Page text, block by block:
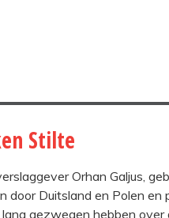
Stilte
Orhan Galjus,
door Duitsland en Polen
gezwegen hebben